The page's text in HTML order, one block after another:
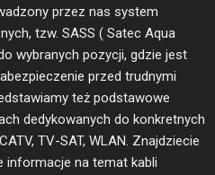
przez nas system
tzw. SASS ( Satec Aqua
wybranych pozycji, gdzie jest
przed trudnymi
też podstawowe
dedykowanych do konkretnych
TV-SAT, WLAN. Znajdziecie
informacje na temat kabli